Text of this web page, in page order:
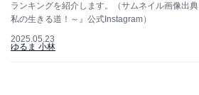
ランキングを紹介します。（サムネイル画像出
私の生きる道！～』公式Instagram）
2025.05.23
ゆるま 小林